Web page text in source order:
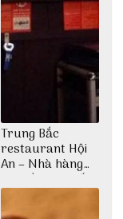
Trung Bắc
restaurant Hội
An – Nhà hàng
cao lầu có thiết
kế vô cùng ấn
tượng giữa lòng